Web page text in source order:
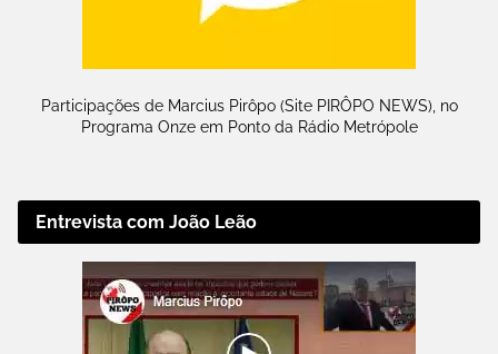
Participações de Marcius Pirôpo (Site PIRÔPO NEWS), no
Programa Onze em Ponto da Rádio Metrópole
Entrevista com João Leão